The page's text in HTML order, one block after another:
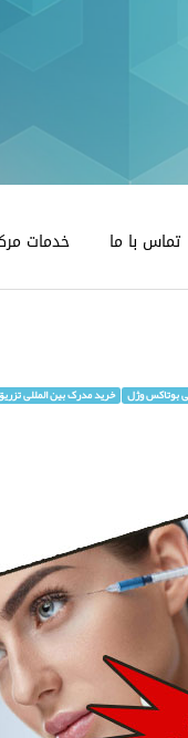
تماس با ما خدمات
بوتاکس وژل خرید مدرک بین المللی